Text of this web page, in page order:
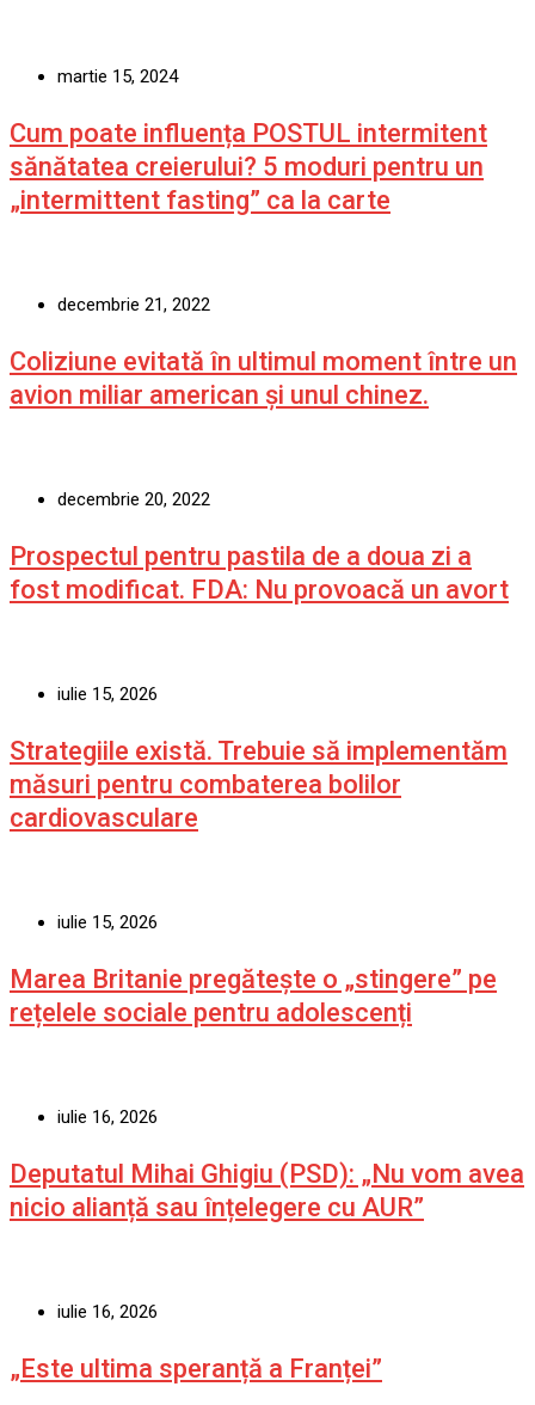
martie 15, 2024
Cum poate influența POSTUL intermitent
sănătatea creierului? 5 moduri pentru un
„intermittent fasting” ca la carte
decembrie 21, 2022
Coliziune evitată în ultimul moment între un
avion miliar american şi unul chinez.
decembrie 20, 2022
Prospectul pentru pastila de a doua zi a
fost modificat. FDA: Nu provoacă un avort
iulie 15, 2026
Strategiile există. Trebuie să implementăm
măsuri pentru combaterea bolilor
cardiovasculare
iulie 15, 2026
Marea Britanie pregătește o „stingere” pe
rețelele sociale pentru adolescenți
iulie 16, 2026
Deputatul Mihai Ghigiu (PSD): „Nu vom avea
nicio alianță sau înțelegere cu AUR”
iulie 16, 2026
„Este ultima speranță a Franței”